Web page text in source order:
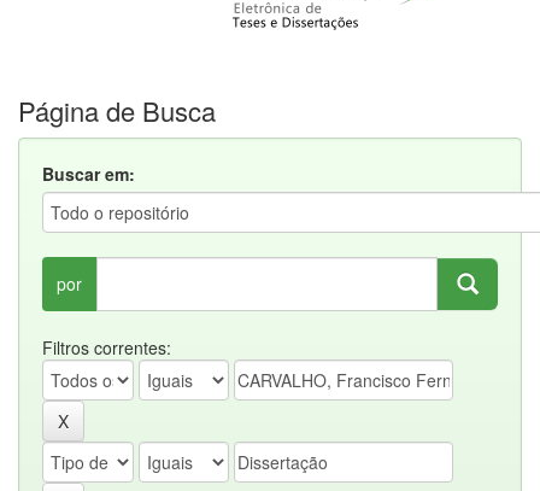
Página de Busca
Buscar em:
por
Filtros correntes: